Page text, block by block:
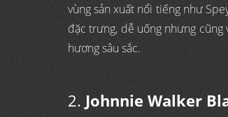
vùng sản xuất nổi tiếng như
đặc trưng, dễ uống nhưng
hương sâu sắc.
2. Johnnie Walker